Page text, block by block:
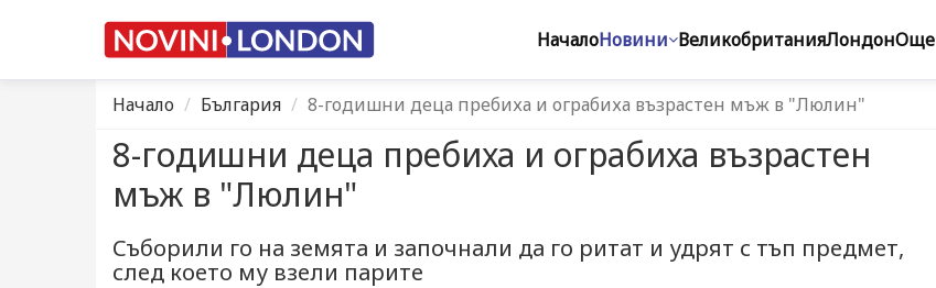
НачалоНовини ВеликобританияЛондонОще
Начало България 8-годишни деца пребиха и ограбиха възрастен мъж в "Люлин"
8-годишни деца пребиха и ограбиха възрастен
мъж в "Люлин"
Съборили го на земята и започнали да го ритат и удрят с тъп предмет,
след което му взели парите